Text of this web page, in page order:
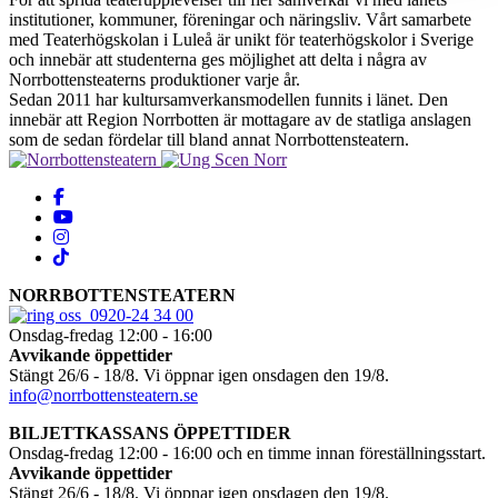
institutioner, kommuner, föreningar och näringsliv. Vårt samarbete
med Teaterhögskolan i Luleå är unikt för teaterhögskolor i Sverige
och innebär att studenterna ges möjlighet att delta i några av
Norrbottensteaterns produktioner varje år.
Sedan 2011 har kultursamverkansmodellen funnits i länet. Den
innebär att Region Norrbotten är mottagare av de statliga anslagen
som de sedan fördelar till bland annat Norrbottensteatern.
Följ oss på Facebook
Gå till vår YouTube
Följ oss på Instagram
Följ oss på Tiktok
NORRBOTTENSTEATERN
0920-24 34 00
Onsdag-fredag 12:00 - 16:00
Avvikande öppettider
Stängt 26/6 - 18/8. Vi öppnar igen onsdagen den 19/8.
info@norrbottensteatern.se
BILJETTKASSANS ÖPPETTIDER
Onsdag-fredag 12:00 - 16:00 och en timme innan föreställningsstart.
Avvikande öppettider
Stängt 26/6 - 18/8. Vi öppnar igen onsdagen den 19/8.